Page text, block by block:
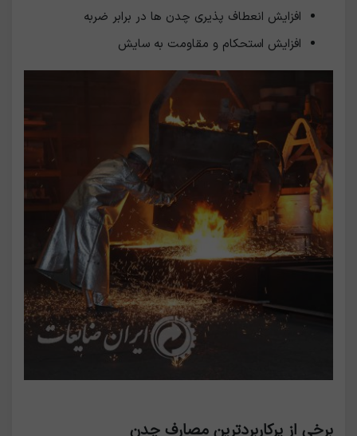
افزایش انعطاف پذیری چدن ها در برابر ضربه
افزایش استحکام و مقاومت به سایش
برخی از پرکاربردترین مصارف چدن